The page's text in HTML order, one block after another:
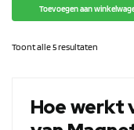
Toevoegen aan
Toont alle 5 resultaten
Hoe werkt